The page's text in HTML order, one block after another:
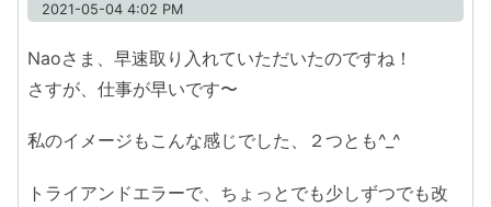
2021-05-04 4:02 PM
Naoさま、早速取り入れていただいたのですね！
さすが、仕事が早いです〜
私のイメージもこんな感じでした、２つとも^_^
トライアンドエラーで、ちょっとでも少しずつでも改